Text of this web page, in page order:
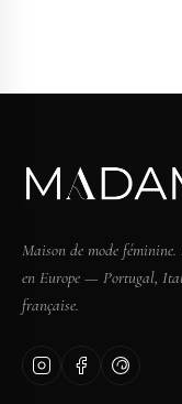
Maison de mode féminine.
en Europe — Portugal,
française.